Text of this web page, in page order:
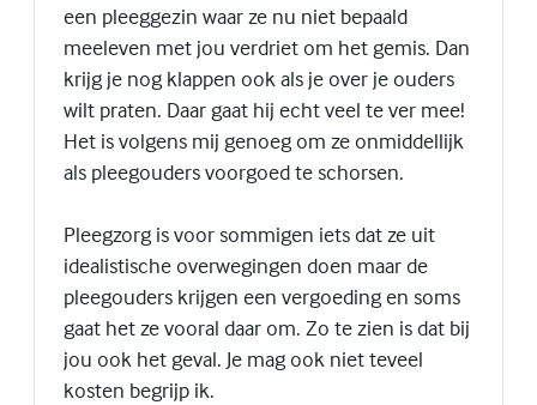
een pleeggezin waar ze nu niet bepaald
meeleven met jou verdriet om het gemis. Dan
krijg je nog klappen ook als je over je ouders
wilt praten. Daar gaat hij echt veel te ver mee!
Het is volgens mij genoeg om ze onmiddellijk
als pleegouders voorgoed te schorsen.
Pleegzorg is voor sommigen iets dat ze uit
idealistische overwegingen doen maar de
pleegouders krijgen een vergoeding en soms
gaat het ze vooral daar om. Zo te zien is dat bij
jou ook het geval. Je mag ook niet teveel
kosten begrijp ik.